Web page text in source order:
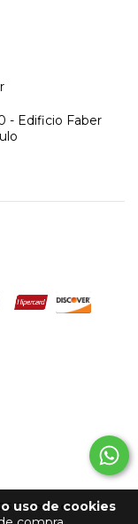
uso de cookies
- Edificio Faber
Todos os direitos